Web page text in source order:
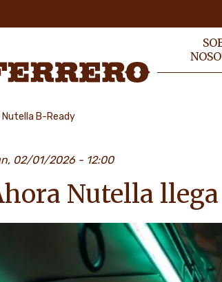
Nutella B-Ready
02/01/2026 - 12:00
Nutella